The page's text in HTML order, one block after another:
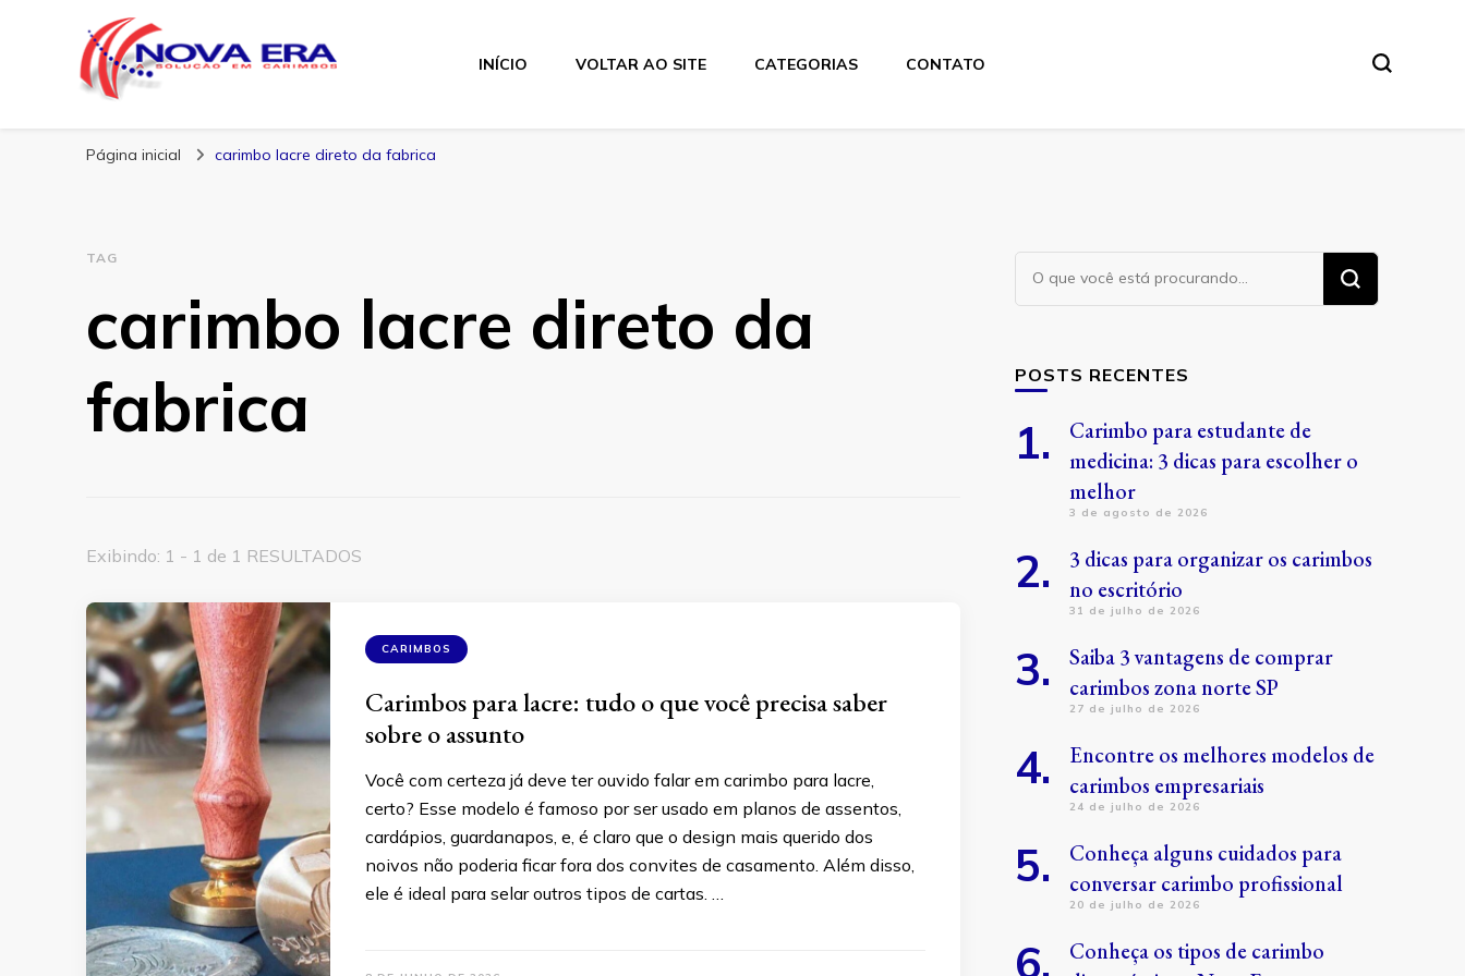
Nova Era Carimbos
INÍCIO VOLTAR AO SITE CATEGORIAS CONTATO
Página inicial carimbo lacre direto da fabrica
TAG
carimbo lacre direto da
fabrica
Exibindo: 1 - 1 de 1 RESULTADOS
CARIMBOS
Carimbos para lacre: tudo o que você precisa saber
sobre o assunto
Você com certeza já deve ter ouvido falar em carimbo para lacre,
certo? Esse modelo é famoso por ser usado em planos de assentos,
cardápios, guardanapos, e, é claro que o design mais querido dos
noivos não poderia ficar fora dos convites de casamento. Além disso,
ele é ideal para selar outros tipos de cartas. …
Procurando
algo?
POSTS RECENTES
Carimbo para estudante de
medicina: 3 dicas para escolher o
melhor
3 de agosto de 2026
3 dicas para organizar os carimbos
no escritório
31 de julho de 2026
Saiba 3 vantagens de comprar
carimbos zona norte SP
27 de julho de 2026
Encontre os melhores modelos de
carimbos empresariais
24 de julho de 2026
Conheça alguns cuidados para
conversar carimbo profissional
20 de julho de 2026
Conheça os tipos de carimbo